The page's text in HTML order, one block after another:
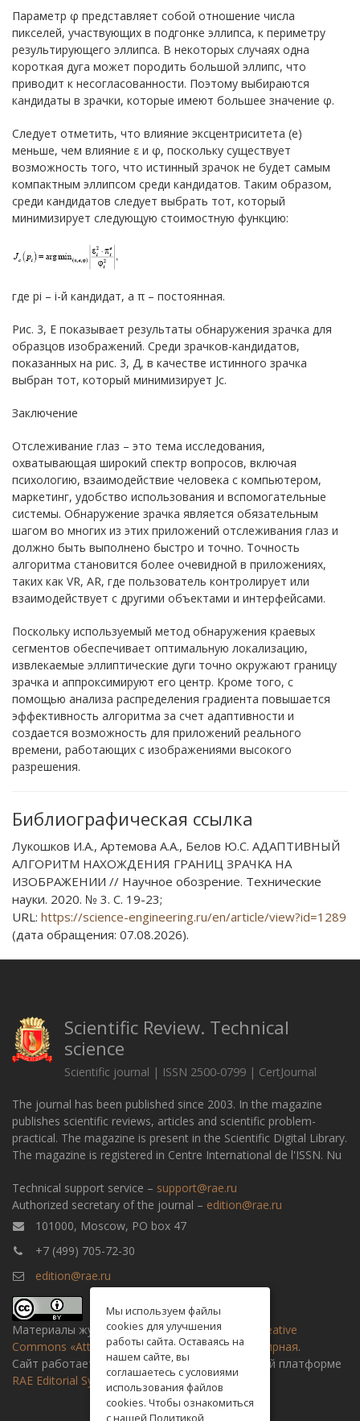
Параметр φ представляет собой отношение числа
пикселей, участвующих в подгонке эллипса, к периметру
результирующего эллипса. В некоторых случаях одна
короткая дуга может породить большой эллипс, что
приводит к несогласованности. Поэтому выбираются
кандидаты в зрачки, которые имеют большее значение φ.
Следует отметить, что влияние эксцентриситета (е)
меньше, чем влияние ε и φ, поскольку существует
возможность того, что истинный зрачок не будет самым
компактным эллипсом среди кандидатов. Таким образом,
среди кандидатов следует выбрать тот, который
минимизирует следующую стоимостную функцию:
где pi – i-й кандидат, а π – постоянная.
Рис. 3, Е показывает результаты обнаружения зрачка для
образцов изображений. Среди зрачков-кандидатов,
показанных на рис. 3, Д, в качестве истинного зрачка
выбран тот, который минимизирует Jc.
Заключение
Отслеживание глаз – это тема исследования,
охватывающая широкий спектр вопросов, включая
психологию, взаимодействие человека с компьютером,
маркетинг, удобство использования и вспомогательные
системы. Обнаружение зрачка является обязательным
шагом во многих из этих приложений отслеживания глаз и
должно быть выполнено быстро и точно. Точность
алгоритма становится более очевидной в приложениях,
таких как VR, AR, где пользователь контролирует или
взаимодействует с другими объектами и интерфейсами.
Поскольку используемый метод обнаружения краевых
сегментов обеспечивает оптимальную локализацию,
извлекаемые эллиптические дуги точно окружают границу
зрачка и аппроксимируют его центр. Кроме того, с
помощью анализа распределения градиента повышается
эффективность алгоритма за счет адаптивности и
создается возможность для приложений реального
времени, работающих с изображениями высокого
разрешения.
Библиографическая ссылка
Лукошков И.А., Артемова А.А., Белов Ю.С. АДАПТИВНЫЙ
АЛГОРИТМ НАХОЖДЕНИЯ ГРАНИЦ ЗРАЧКА НА
ИЗОБРАЖЕНИИ // Научное обозрение. Технические
науки. 2020. № 3. С. 19-23;
URL: https://science-engineering.ru/en/article/view?id=1289
(дата обращения: 07.08.2026).
Scientific Review. Technical
science
Scientific journal | ISSN 2500-0799 | CertJournal
The journal has been published since 2003. In the magazine
publishes scientific reviews, articles and scientific problem-
practical. The magazine is present in the Scientific Digital Library.
The magazine is registered in Centre International de l'ISSN. Nu
Technical support service – support@rae.ru
Authorized secretary of the journal – edition@rae.ru
101000, Moscow, PO box 47
+7 (499) 705-72-30
edition@rae.ru
Материалы журнала доступны полицензии Creative
Commons «Attribution» («Атрибуция») 4.0 Всемирная.
Сайт работает на универсальной издательской платформе
RAE Editorial System
Мы используем файлы
cookies для улучшения
работы сайта. Оставаясь на
нашем сайте, вы
соглашаетесь с условиями
использования файлов
cookies. Чтобы ознакомиться
с нашей Политикой